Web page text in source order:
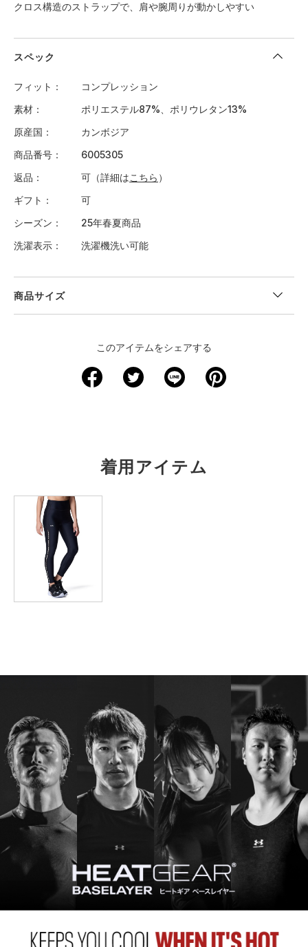
クロス構造のストラップで、肩や腕周りが動かしやすい
スペック
フィット
コンプレッション
素材
ポリエステル87%、ポリウレタン13%
原産国
カンボジア
商品番号
6005305
返品
可（詳細はこちら ）
ギフト
可
シーズン
25年春夏商品
洗濯表示
洗濯機洗い可能
商品サイズ
27.5 66 27.5
77.5
2XL
※注意事項
商品は、独自の採寸方法により採寸されています。商品生地の特
性によって、1cm前後の誤差が生じる場合があります。
このアイテムをシェアする
着用アイテム